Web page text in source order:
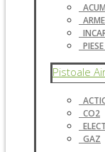
Pistoale
CO2
GAZ